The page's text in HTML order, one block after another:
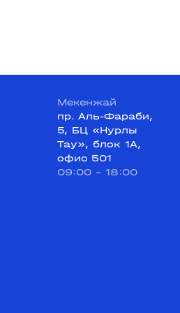
Мекенжай
пр. Аль-Фараби,
5, БЦ «Нурлы
Тау», блок 1А,
офис 501
09:00 - 18:00